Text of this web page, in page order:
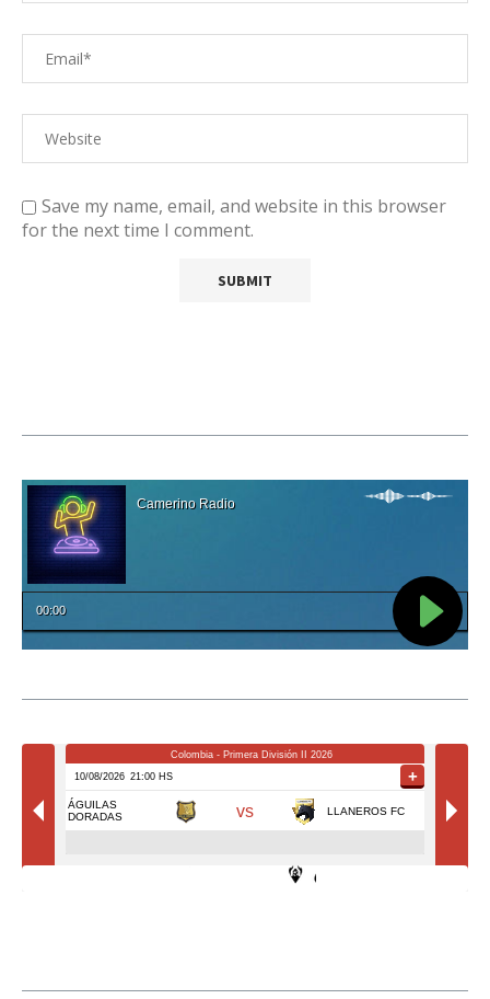
Save my name, email, and website in this browser
for the next time I comment.